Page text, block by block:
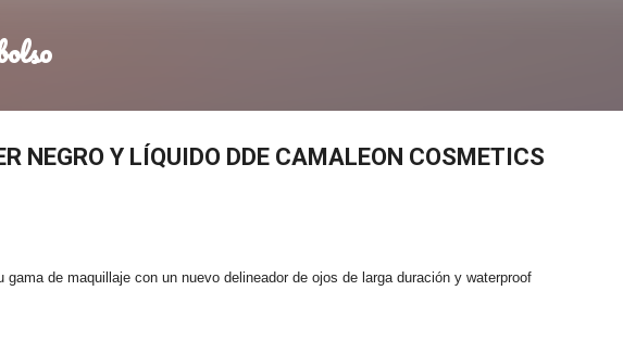
NEGRO Y LÍQUIDO DDE CAMALEON COSMETICS
de maquillaje con un nuevo delineador de ojos de larga duración y waterproof